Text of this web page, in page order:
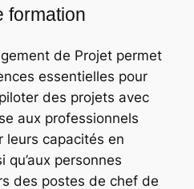
formation
de Projet permet
essentielles pour
des projets avec
aux professionnels
leurs capacités en
personnes
des postes de chef de